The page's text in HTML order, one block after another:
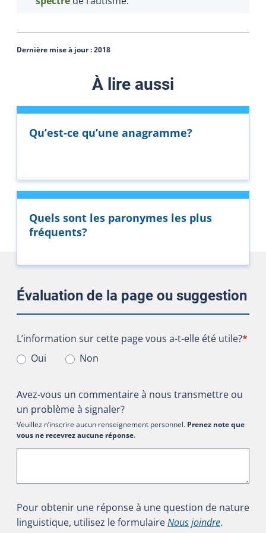
Dernière mise à jour :2018
À lire aussi
Qu’est-ce qu’une anagramme?
Quels sont les paronymes les plus
fréquents?
Évaluation de la page ou suggestion
L’information sur cette page vous a-t-elle été utile?
L’information sur cette page vous a-t-elle été utile?*
Oui
Non
Avez-vous un commentaire à nous transmettre ou
un problème à signaler?
Veuillez n’inscrire aucun renseignement personnel. Prenez note que
vous ne recevrez aucune réponse.
Pour obtenir une réponse à une question de nature
linguistique, utilisez le formulaireNous joindre.